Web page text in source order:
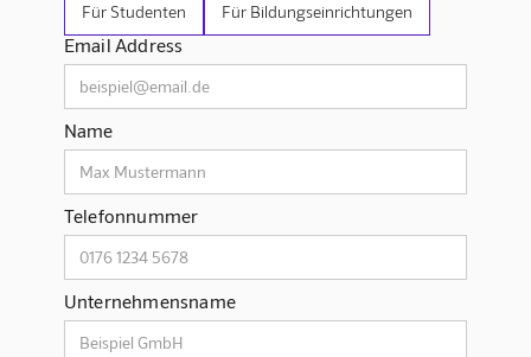
Für Studenten Für Bildungseinrichtungen
Email Address
Name
Telefonnummer
Unternehmensname